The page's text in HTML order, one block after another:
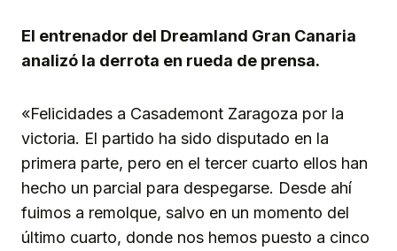
El entrenador del Dreamland Gran Canaria
analizó la derrota en rueda de prensa.
«Felicidades a Casademont Zaragoza por la
victoria. El partido ha sido disputado en la
primera parte, pero en el tercer cuarto ellos han
hecho un parcial para despegarse. Desde ahí
fuimos a remolque, salvo en un momento del
último cuarto, donde nos hemos puesto a cinco